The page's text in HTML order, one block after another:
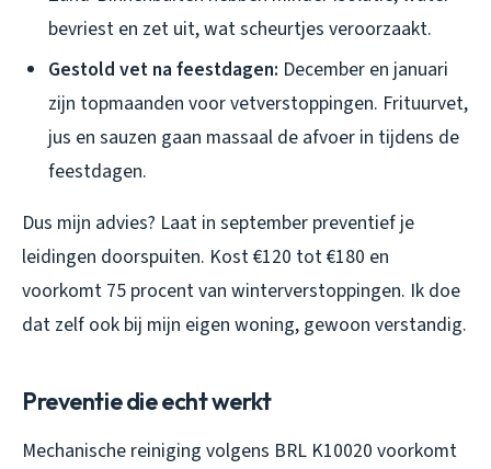
bevriest en zet uit, wat scheurtjes veroorzaakt.
Gestold vet na feestdagen: December en januari
zijn topmaanden voor vetverstoppingen. Frituurvet,
jus en sauzen gaan massaal de afvoer in tijdens de
feestdagen.
Dus mijn advies? Laat in september preventief je
leidingen doorspuiten. Kost €120 tot €180 en
voorkomt 75 procent van winterverstoppingen. Ik doe
dat zelf ook bij mijn eigen woning, gewoon verstandig.
Preventie die echt werkt
Mechanische reiniging volgens BRL K10020 voorkomt